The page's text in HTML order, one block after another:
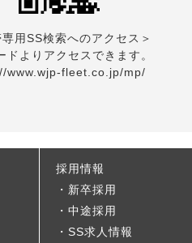
専用SS検索へのアクセス＞
ドよりアクセスできます。
www.wjp-fleet.co.jp/mp/
採用情報
新卒採用
中途採用
SS求人情報